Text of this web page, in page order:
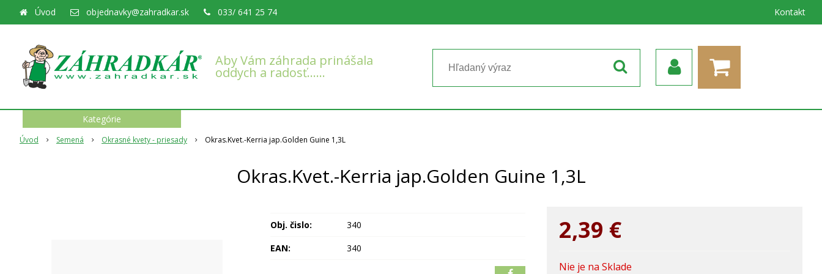
Aby Vám záhrada prinášala
oddych a radosť……
Úvod objednavky@zahradkar.sk 033/ 641 25 74 Kontakt
Úvod Semená Okrasné kvety - priesady Okras.Kvet.-Kerria jap.Golden Guine 1,3L
Okras.Kvet.-Kerria jap.Golden Guine 1,3L
2,39 €
Nie je na Sklade
Obj. čislo:
340
EAN:
340
Kategórie